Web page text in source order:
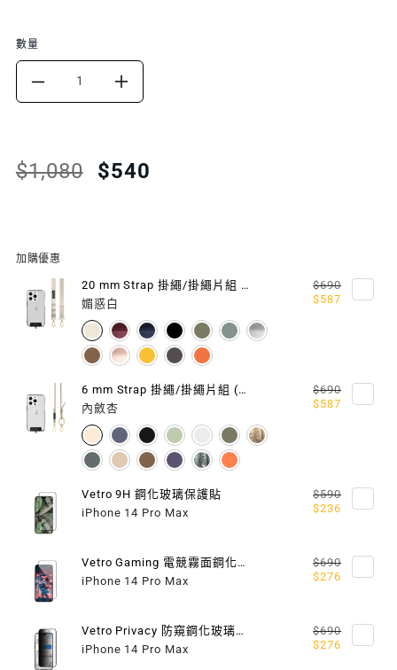
Translation
missing:
$1,080
Translation
missing:
$540
數量
DECREASE
FOR
軍
規
防
透
明
機
殼
（M
系
列
支
INCREASE
FOR
規
防
摔
透
明
手
機
殼
（M
系
列
支
加購優惠
20 mm Strap 掛繩/掛繩片組 (相容 iOS / Android 手機殼)
媚惑白
$690
$587
6 mm Strap 掛繩/掛繩片組 (相容 iOS / Android 手機殼)
內斂杏
$690
$587
Vetro 9H 鋼化玻璃保護貼
iPhone 14 Pro Max
$590
$236
Vetro Gaming 電競霧面鋼化玻璃保護貼
iPhone 14 Pro Max
$690
$276
Vetro Privacy 防窺鋼化玻璃保護貼
iPhone 14 Pro Max
$690
$276